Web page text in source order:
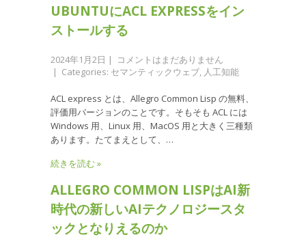
UBUNTUにACL EXPRESSをイン
ストールする
2024年1月2日 |
コメントはまだありません
| Categories: セマンティックウェブ 人工知能
ACL express とは、Allegro Common Lisp の無料、
評価用バージョンのことです。そもそも ACL には
Windows 用、Linux 用、MacOS 用と大きく三種類
あります。たてまえとして、…
続きを読む »
ALLEGRO COMMON LISPはAI新
時代の新しいAIテクノロジースタ
ックとなりえるのか